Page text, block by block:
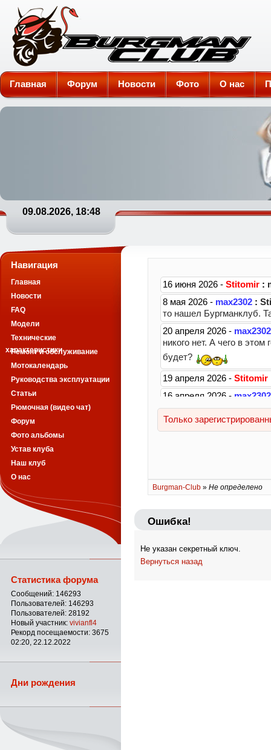
Burgman-Club
Главная Форум Новости Фото О нас
09.08.2026, 18:48
Burgman-Club » Не определено
Ошибка!
Не указан секретный ключ.
Вернуться назад
Навигация
Главная
Новости
FAQ
Модели
Технические
характеристики
Ремонт и обслуживание
Мотокалендарь
Руководства эксплуатации
Статьи
Рюмочная (видео чат)
Форум
Фото альбомы
Устав клуба
Наш клуб
О нас
Статистика форума
Сообщений: 146293
Пользователей: 146293
Пользователей: 28192
Новый участник: vivianfl4
Рекорд посещаемости: 3675
02:20, 22.12.2022
Дни рождения